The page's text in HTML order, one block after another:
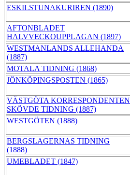
ESKILSTUNAKURIREN (1890)
AFTONBLADET
HALVVECKOUPPLAGAN (1897)
WESTMANLANDS ALLEHANDA
(1887)
MOTALA TIDNING (1868)
JÖNKÖPINGSPOSTEN (1865)
VÄSTGÖTA KORRESPONDENTEN
SKÖVDE TIDNING (1887)
WESTGÖTEN (1888)
BERGSLAGERNAS TIDNING
(1888)
UMEBLADET (1847)